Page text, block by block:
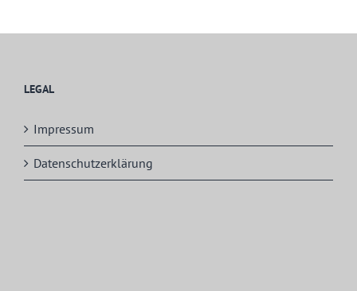
LEGAL
Impressum
Datenschutzerklärung